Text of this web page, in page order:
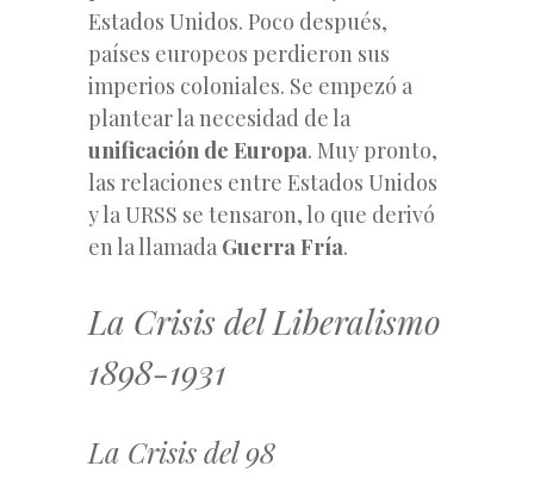
Estados Unidos. Poco después,
países europeos perdieron sus
imperios coloniales. Se empezó a
plantear la necesidad de la
unificación de Europa. Muy pronto,
las relaciones entre Estados Unidos
y la URSS se tensaron, lo que derivó
en la llamada Guerra Fría.
La Crisis del Liberalismo
1898-1931
La Crisis del 98